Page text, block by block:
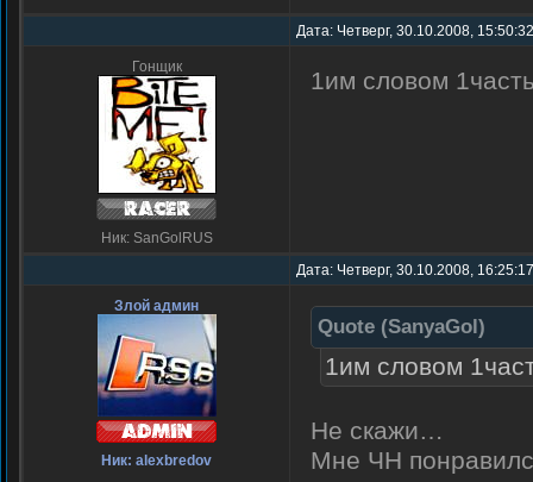
Дата: Четверг, 30.10.2008,
Гонщик
Ник: SanGolRUS
1им словом
Дата: Четверг, 30.10.2008,
Злой админ
Ник: alexbredov
Quote (SanyaGol)
1им словом
Не скажи…
Мне ЧН